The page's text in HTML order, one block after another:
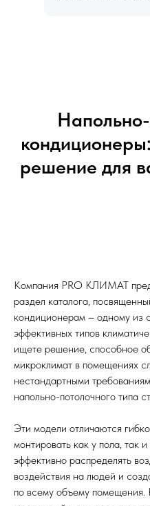
решение для
Компания PRO КЛИМАТ
раздел каталога,
кондиционерам – одному из
эффективных типов
ищете решение, способное
микроклимат в помещениях
нестандартными
напольно-потолочного типа
Эти модели отличаются
монтировать как у пола, так
эффективно распределять
воздействия на людей и
по всему объему